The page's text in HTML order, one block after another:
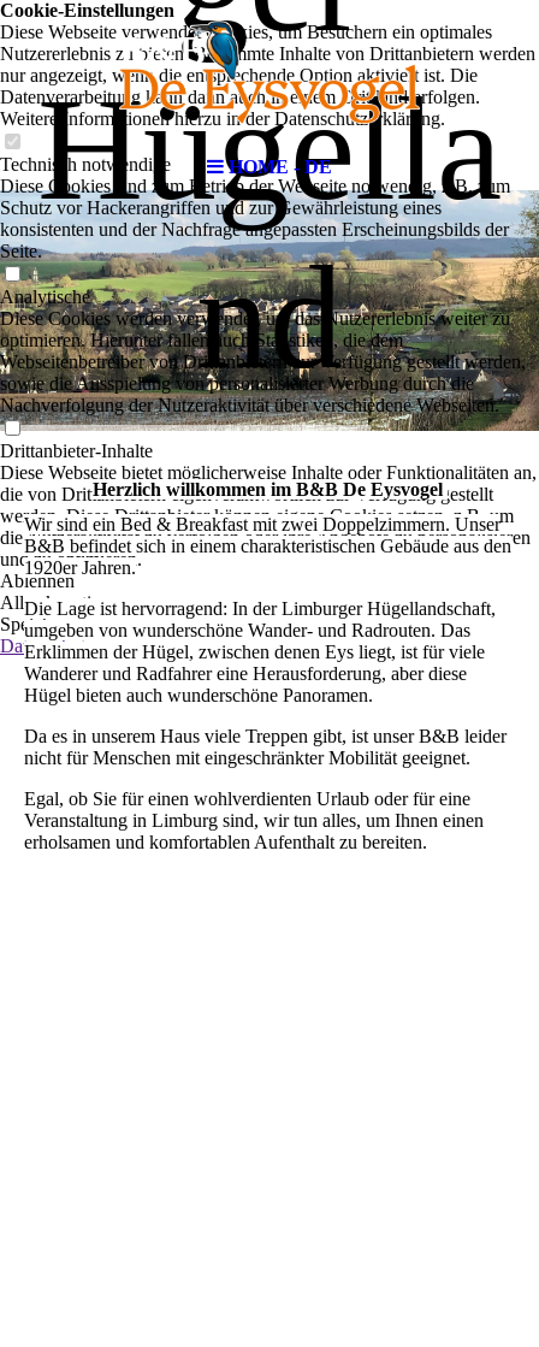
HOME - DE
Hügella
nd
Herzlich willkommen im B&B De Eysvogel
Wir sind ein Bed & Breakfast mit zwei Doppelzimmern. Unser
B&B befindet sich in einem charakteristischen Gebäude aus den
1920er Jahren.
Die Lage ist hervorragend: In der LimburgerHügellandschaft,
umgeben von wunderschöne Wander- und Radrouten. Das
Erklimmen der Hügel, zwischen denen Eys liegt, ist für viele
Wanderer und Radfahrer eine Herausforderung, aber diese
Hügel bieten auch wunderschöne Panoramen.
Da es in unserem Haus viele Treppen gibt, ist unser B&B leider
nicht für Menschen mit eingeschränkter Mobilität geeignet.
Egal, ob Sie für einen wohlverdienten Urlaub oder für eine
Veranstaltung in Limburg sind, wir tun alles, um Ihnen einen
erholsamen und komfortablen Aufenthalt zu bereiten.
Cookie-Einstellungen
Diese Webseite verwendet Cookies, um Besuchern ein optimales
Nutzererlebnis zu bieten. Bestimmte Inhalte von Drittanbietern werden
nur angezeigt, wenn die entsprechende Option aktiviert ist. Die
Datenverarbeitung kann dann auch in einem Drittland erfolgen.
Weitere Informationen hierzu in der Datenschutzerklärung.
Technisch notwendige
Diese Cookies sind zum Betrieb der Webseite notwendig, z.B. zum
Schutz vor Hackerangriffen und zur Gewährleistung eines
konsistenten und der Nachfrage angepassten Erscheinungsbilds der
Seite.
Analytische
Diese Cookies werden verwendet, um das Nutzererlebnis weiter zu
optimieren. Hierunter fallen auch Statistiken, die dem
Webseitenbetreiber von Drittanbietern zur Verfügung gestellt werden,
sowie die Ausspielung von personalisierter Werbung durch die
Nachverfolgung der Nutzeraktivität über verschiedene Webseiten.
Drittanbieter-Inhalte
Diese Webseite bietet möglicherweise Inhalte oder Funktionalitäten an,
die von Drittanbietern eigenverantwortlich zur Verfügung gestellt
werden. Diese Drittanbieter können eigene Cookies setzen, z.B. um
die Nutzeraktivität zu verfolgen oder ihre Angebote zu personalisieren
und zu optimieren.
Ablehnen
Alle akzeptieren
Speichern
Datenschutz